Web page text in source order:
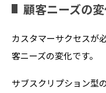
顧客ニーズの
カスタマーサクセスが
客ニーズの変化です。
サブスクリプション型